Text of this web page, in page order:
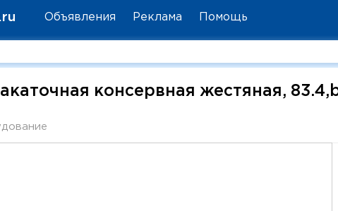
Объявления Реклама Помощь
консервная жестяная,